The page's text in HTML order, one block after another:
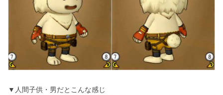
▼人間子供・男だとこんな感じ